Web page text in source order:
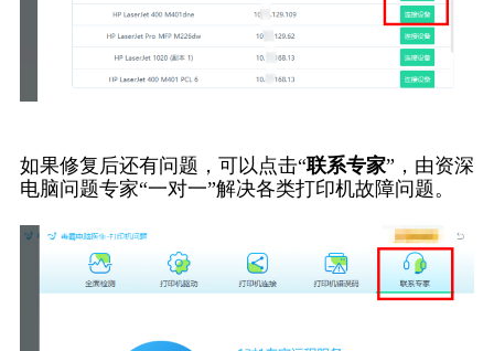
如果修复后还有问题，可以点击“联系专家”，由资深
电脑问题专家“一对一”解决各类打印机故障问题。